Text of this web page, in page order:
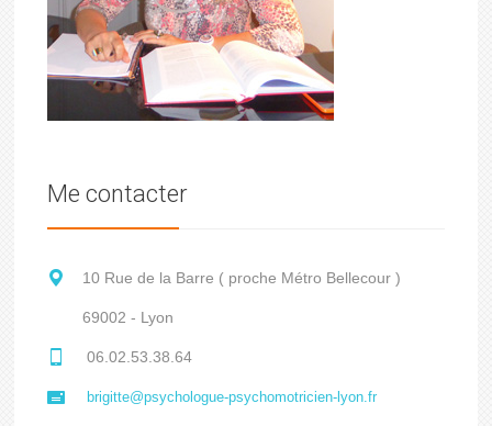
Me contacter
10 Rue de la Barre ( proche Métro Bellecour )
69002 - Lyon
06.02.53.38.64
brigitte@psychologue-psychomotricien-lyon.fr